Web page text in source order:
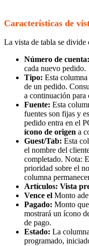
Características de
La vista de tabla se divide
Número de cuenta:
cada nuevo pedido.
Tipo: Esta
de un pedido.
a continuación para
Fuente: Esta
fuentes son fijas y
pedido entra en el
ícono de origen a
Guest/Tab: Esta
el nombre del
completado. Nota:
prioridad sobre el
columna
Artículos: Vista
Vence el Monto
Pagado: Monto
mostrará un ícono
de pago.
Estado: La
programado,